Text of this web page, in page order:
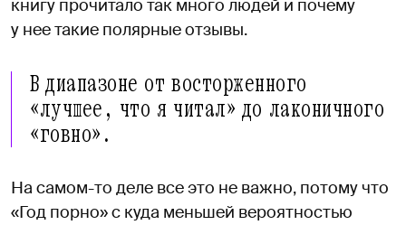
книгу прочитало так много людей и почему
у нее такие полярные отзывы.
В диапазоне от восторженного
«лучшее, что я читал» до лаконичного
«говно».
На самом-то деле все это не важно, потому что
«Год порно» с куда меньшей вероятностью